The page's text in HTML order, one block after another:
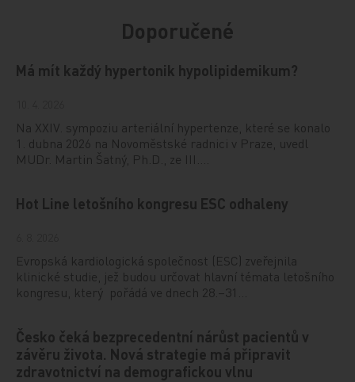
Doporučené
Má mít každý hypertonik hypolipidemikum?
Na XXIV. sympoziu arteriální hypertenze, které se konalo
1. dubna 2026 na Novoměstské radnici v Praze, uvedl
MUDr. Martin Šatný, Ph.D., ze III.…
Hot Line letošního kongresu ESC odhaleny
Evropská kardiologická společnost (ESC) zveřejnila
klinické studie, jež budou určovat hlavní témata letošního
kongresu, který pořádá ve dnech 28.–31…
Česko čeká bezprecedentní nárůst pacientů v
závěru života. Nová strategie má připravit
zdravotnictví na demografickou vlnu